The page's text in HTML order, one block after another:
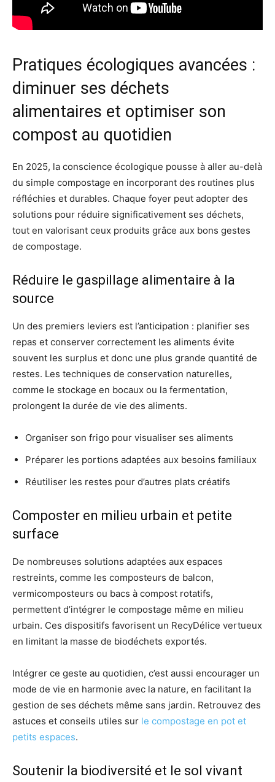
Pratiques écologiques avancées :
diminuer ses déchets
alimentaires et optimiser son
compost au quotidien
En 2025, la conscience écologique pousse à aller au-delà
du simple compostage en incorporant des routines plus
réfléchies et durables. Chaque foyer peut adopter des
solutions pour réduire significativement ses déchets,
tout en valorisant ceux produits grâce aux bons gestes
de compostage.
Réduire le gaspillage alimentaire à la
source
Un des premiers leviers est l’anticipation : planifier ses
repas et conserver correctement les aliments évite
souvent les surplus et donc une plus grande quantité de
restes. Les techniques de conservation naturelles,
comme le stockage en bocaux ou la fermentation,
prolongent la durée de vie des aliments.
Organiser son frigo pour visualiser ses aliments
Préparer les portions adaptées aux besoins familiaux
Réutiliser les restes pour d’autres plats créatifs
Composter en milieu urbain et petite
surface
De nombreuses solutions adaptées aux espaces
restreints, comme les composteurs de balcon,
vermicomposteurs ou bacs à compost rotatifs,
permettent d’intégrer le compostage même en milieu
urbain. Ces dispositifs favorisent un RecyDélice vertueux
en limitant la masse de biodéchets exportés.
Intégrer ce geste au quotidien, c’est aussi encourager un
mode de vie en harmonie avec la nature, en facilitant la
gestion de ses déchets même sans jardin. Retrouvez des
astuces et conseils utiles sur le compostage en pot et
petits espaces.
Soutenir la biodiversité et le sol vivant